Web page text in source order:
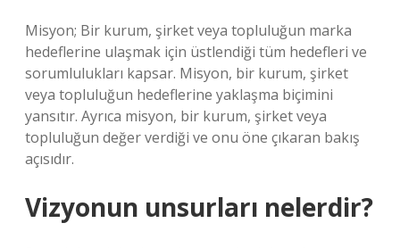
Misyon; Bir kurum, şirket veya topluluğun marka
hedeflerine ulaşmak için üstlendiği tüm hedefleri ve
sorumlulukları kapsar. Misyon, bir kurum, şirket
veya topluluğun hedeflerine yaklaşma biçimini
yansıtır. Ayrıca misyon, bir kurum, şirket veya
topluluğun değer verdiği ve onu öne çıkaran bakış
açısıdır.
Vizyonun unsurları nelerdir?